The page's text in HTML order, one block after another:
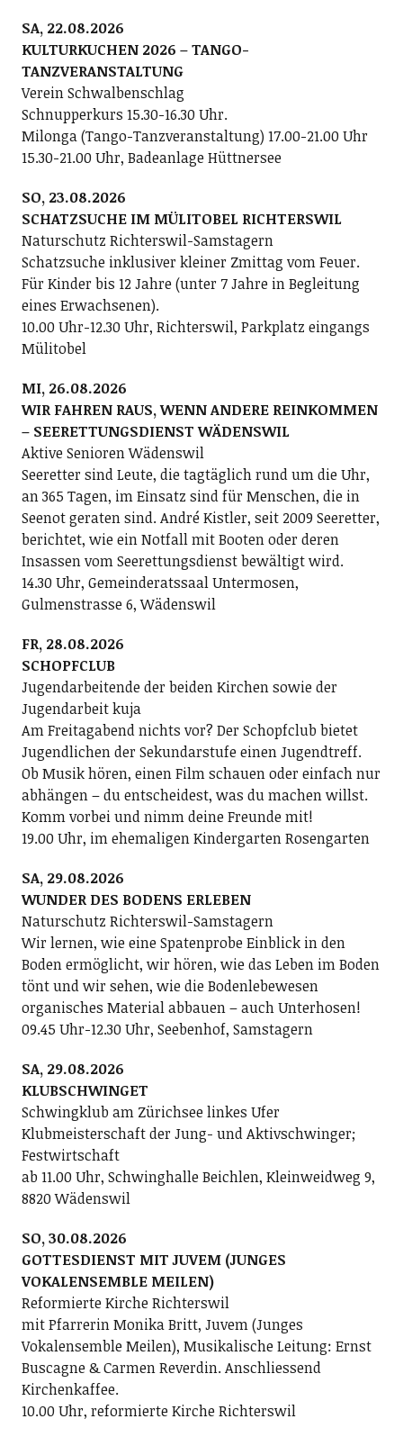
SA, 22.08.2026
KULTURKUCHEN 2026 – TANGO-
TANZVERANSTALTUNG
Verein Schwalbenschlag
Schnupperkurs 15.30-16.30 Uhr.
Milonga (Tango-Tanzveranstaltung) 17.00-21.00 Uhr
15.30-21.00 Uhr, Badeanlage Hüttnersee
SO, 23.08.2026
SCHATZSUCHE IM MÜLITOBEL RICHTERSWIL
Naturschutz Richterswil-Samstagern
Schatzsuche inklusiver kleiner Zmittag vom Feuer.
Für Kinder bis 12 Jahre (unter 7 Jahre in Begleitung
eines Erwachsenen).
10.00 Uhr-12.30 Uhr, Richterswil, Parkplatz eingangs
Mülitobel
MI, 26.08.2026
WIR FAHREN RAUS, WENN ANDERE REINKOMMEN
– SEERETTUNGSDIENST WÄDENSWIL
Aktive Senioren Wädenswil
Seeretter sind Leute, die tagtäglich rund um die Uhr,
an 365 Tagen, im Einsatz sind für Menschen, die in
Seenot geraten sind. André Kistler, seit 2009 Seeretter,
berichtet, wie ein Notfall mit Booten oder deren
Insassen vom Seerettungsdienst bewältigt wird.
14.30 Uhr, Gemeinderatssaal Untermosen,
Gulmenstrasse 6, Wädenswil
FR, 28.08.2026
SCHOPFCLUB
Jugendarbeitende der beiden Kirchen sowie der
Jugendarbeit kuja
Am Freitagabend nichts vor? Der Schopfclub bietet
Jugendlichen der Sekundarstufe einen Jugendtreff.
Ob Musik hören, einen Film schauen oder einfach nur
abhängen – du entscheidest, was du machen willst.
Komm vorbei und nimm deine Freunde mit!
19.00 Uhr, im ehemaligen Kindergarten Rosengarten
SA, 29.08.2026
WUNDER DES BODENS ERLEBEN
Naturschutz Richterswil-Samstagern
Wir lernen, wie eine Spatenprobe Einblick in den
Boden ermöglicht, wir hören, wie das Leben im Boden
tönt und wir sehen, wie die Bodenlebewesen
organisches Material abbauen – auch Unterhosen!
09.45 Uhr-12.30 Uhr, Seebenhof, Samstagern
SA, 29.08.2026
KLUBSCHWINGET
Schwingklub am Zürichsee linkes Ufer
Klubmeisterschaft der Jung- und Aktivschwinger;
Festwirtschaft
ab 11.00 Uhr, Schwinghalle Beichlen, Kleinweidweg 9,
8820 Wädenswil
SO, 30.08.2026
GOTTESDIENST MIT JUVEM (JUNGES
VOKALENSEMBLE MEILEN)
Reformierte Kirche Richterswil
mit Pfarrerin Monika Britt, Juvem (Junges
Vokalensemble Meilen), Musikalische Leitung: Ernst
Buscagne & Carmen Reverdin. Anschliessend
Kirchenkaffee.
10.00 Uhr, reformierte Kirche Richterswil